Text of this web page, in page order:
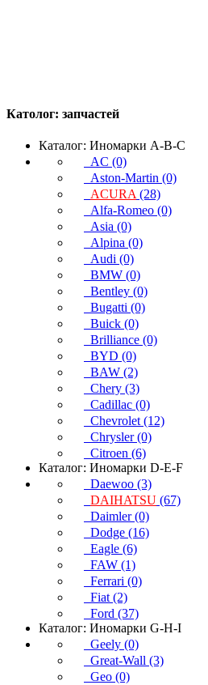
Католог: запчастей
Каталог: Иномарки A-B-C
AC (0)
Aston-Martin (0)
ACURA (28)
Alfa-Romeo (0)
Asia (0)
Alpina (0)
Audi (0)
BMW (0)
Bentley (0)
Bugatti (0)
Buick (0)
Brilliance (0)
BYD (0)
BAW (2)
Chery (3)
Cadillac (0)
Chevrolet (12)
Chrysler (0)
Citroen (6)
Каталог: Иномарки D-E-F
Daewoo (3)
DAIHATSU (67)
Daimler (0)
Dodge (16)
Eagle (6)
FAW (1)
Ferrari (0)
Fiat (2)
Ford (37)
Каталог: Иномарки G-H-I
Geely (0)
Great-Wall (3)
Geo (0)